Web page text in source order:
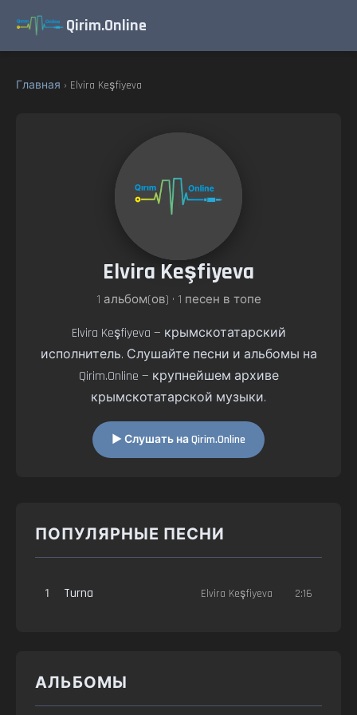
Qirim.Online
Главная › Elvira Keşfiyeva
Elvira Keşfiyeva
1 альбом(ов) • 1 песен в топе
Elvira Keşfiyeva — крымскотатарский
исполнитель. Слушайте песни и альбомы на
Qirim.Online — крупнейшем архиве
крымскотатарской музыки.
▶ Слушать на Qirim.Online
ПОПУЛЯРНЫЕ ПЕСНИ
1 Turna Elvira Keşfiyeva 2:16
АЛЬБОМЫ